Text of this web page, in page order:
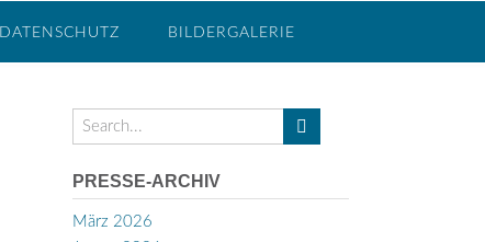
DATENSCHUTZ BILDERGALERIE
PRESSE-ARCHIV
März 2026